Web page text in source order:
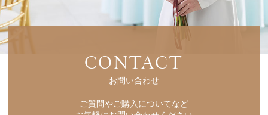
CONTACT
お問い合わせ
ご質問やご購入についてなど